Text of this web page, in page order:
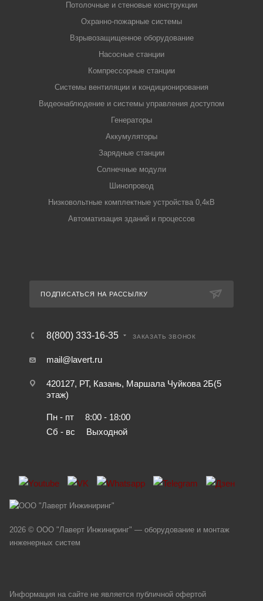
Потолочные и стеновые конструкции
Охранно-пожарные системы
Взрывозащищенное оборудование
Насосные станции
Компрессорные станции
Системы вентиляции и кондиционирования
Видеонаблюдение и системы управления доступом
Генераторы
Аккумуляторы
Зарядные станции
Солнечные модули
Шинопровод
Низковольтные комплектные устройства 0,4кВ
Автоматизация зданий и процессов
ПОДПИСАТЬСЯ НА РАССЫЛКУ
8(800) 333-16-35 ЗАКАЗАТЬ ЗВОНОК
mail@lavert.ru
420127, РТ, Казань, Маршала Чуйкова 2Б(5
этаж)
Пн - пт
8:00 - 18:00
Сб - вс
Выходной
2026 © ООО "Лаверт Инжиниринг" — оборудование и монтаж
инженерных систем
Информация на сайте не является публичной офертой